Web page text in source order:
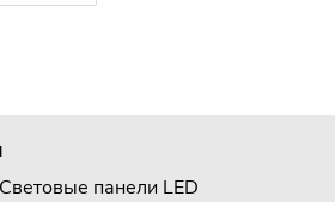
Световые панели LED